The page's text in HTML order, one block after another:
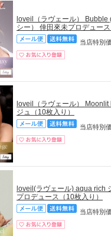
loveil（ラヴェール） Bubble
シー） 倖田來未プロデュース
当店特別
loveil（ラヴェール）
ジュ（10枚入り）
当店特別
loveil(ラヴェール) aqua rich
プロデュース（10枚入り）
当店特別